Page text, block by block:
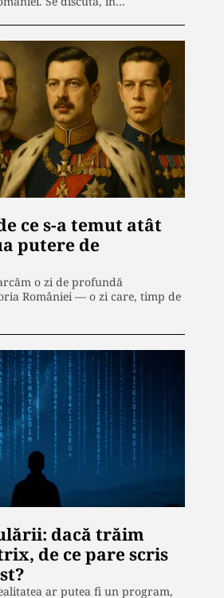
ce s-a temut atât
putere de
o zi de profundă
României — o zi care, timp de
dacă trăim
de ce pare scris
ar putea fi un program,